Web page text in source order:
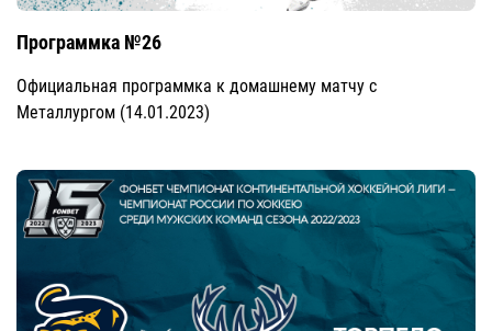
Программка №26
Официальная программка к домашнему матчу с
Металлургом (14.01.2023)